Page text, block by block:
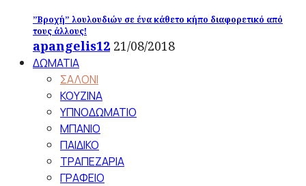
”Βροχή” λουλουδιών σε ένα κάθετο κήπο διαφορετικό από
τους άλλους!
apangelis12 21/08/2018
ΔΩΜΑΤΙΑ
ΣΑΛΟΝΙ
ΚΟΥΖΙΝΑ
ΥΠΝΟΔΩΜΑΤΙΟ
ΜΠΑΝΙΟ
ΠΑΙΔΙΚΟ
ΤΡΑΠΕΖΑΡΙΑ
ΓΡΑΦΕΙΟ